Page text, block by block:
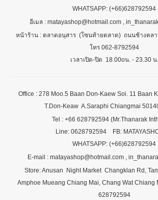
WHATSAPP: (+66)628792594
อีเมล : matayashop@hotmail.com ,
หน้าร้าน : ตลาดอนุสาร (โซนท้ายตลาด) ถนนช้างคลา
โทร 062-8792594
เวลาเปิด-ปิด 18.00oน. - 23.30 น.
Office : 278 Moo.5 Baan Don-Kaew Soi. 11 Baan
T.Don-Keaw A.Saraphi Chiangmai
Tel : +66 628792594 (Mr.Thanarak
Line: 0628792594 FB:
WHATSAPP: (+66)628792594
E-mail : matayashop@hotmail.com ,
Store: Anusan Night Market Changklan Rd,
Amphoe Mueang Chiang Mai, Chang Wat Chiang
628792594